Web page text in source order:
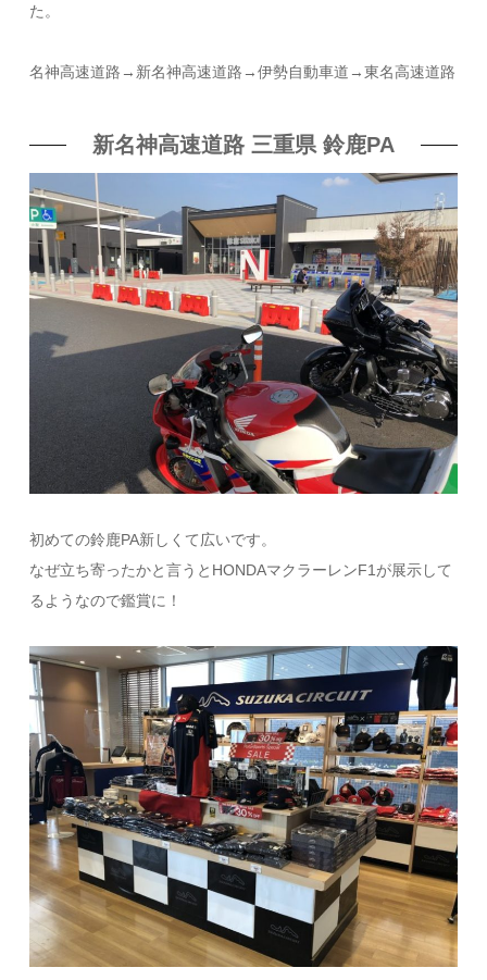
た。
名神高速道路→新名神高速道路→伊勢自動車道→東名高速道路
新名神高速道路 三重県 鈴鹿PA
初めての鈴鹿PA新しくて広いです。
なぜ立ち寄ったかと言うとHONDAマクラーレンF1が展示して
るようなので鑑賞に！